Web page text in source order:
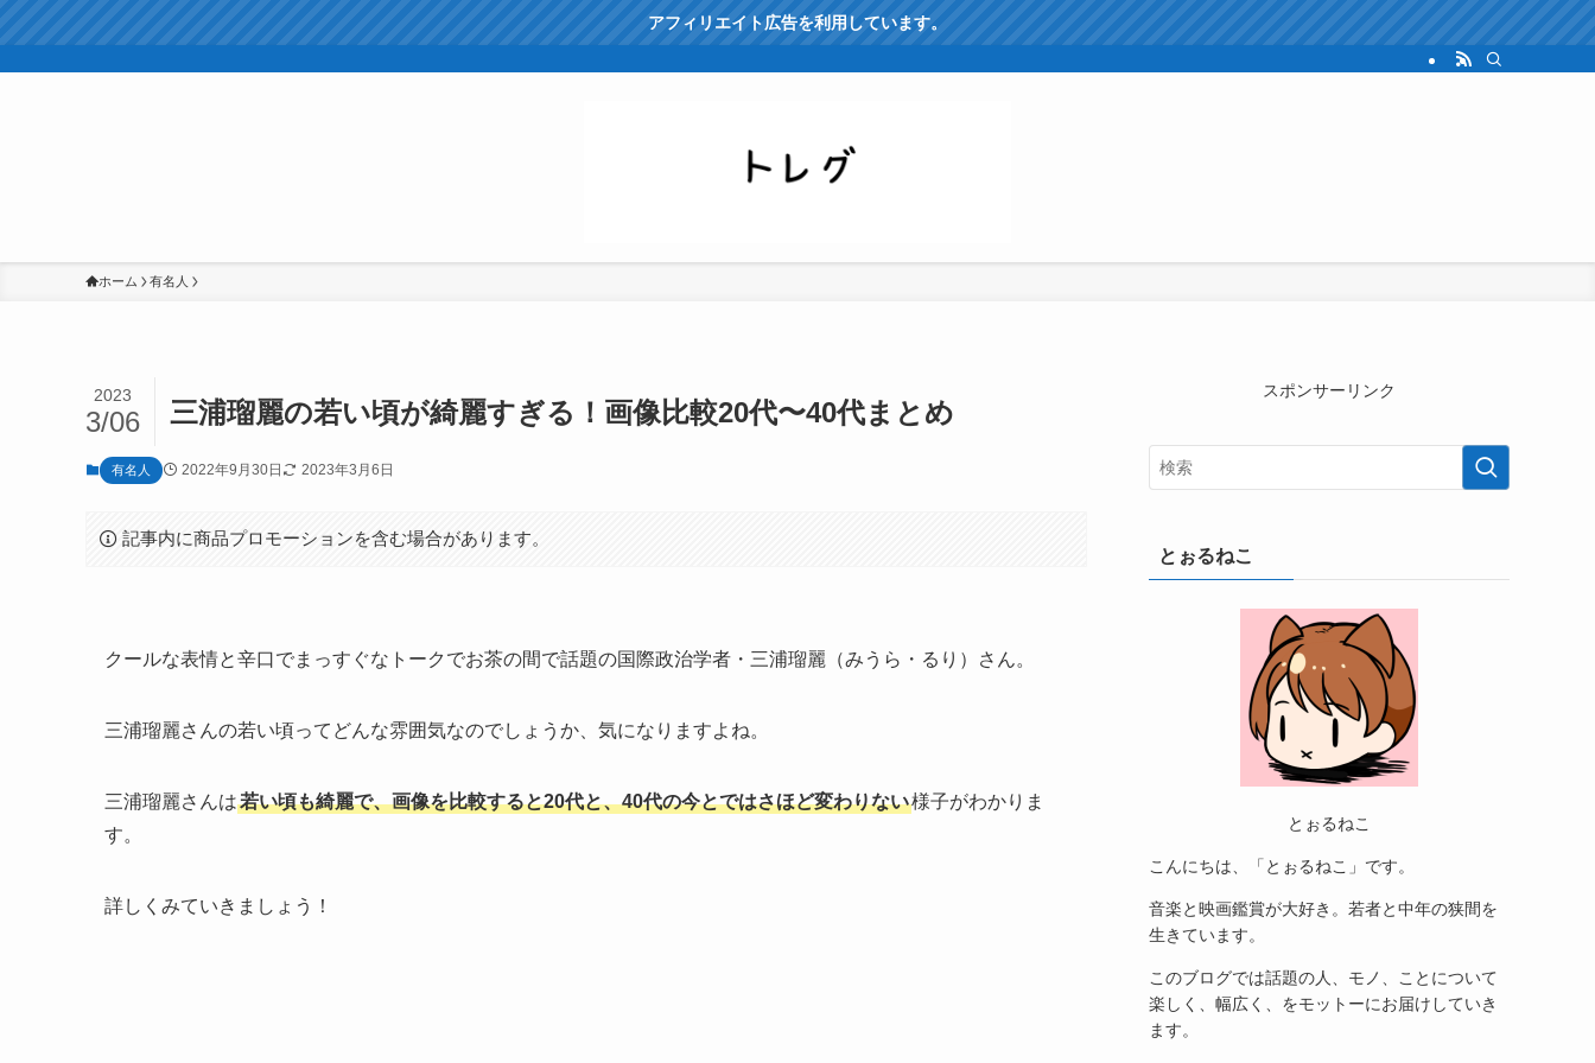
アフィリエイト広告を利用しています。
ホーム 有名人
三浦瑠麗の若い頃が綺麗すぎる！画像比較20代〜40代まとめ
2023
3/06
有名人 2022年9月30日 2023年3月6日
記事内に商品プロモーションを含む場合があります。
クールな表情と辛口でまっすぐなトークでお茶の間で話題の国際政治学者・三浦瑠麗（みうら・るり）さん。
三浦瑠麗さんの若い頃ってどんな雰囲気なのでしょうか、気になりますよね。
三浦瑠麗さんは若い頃も綺麗で、画像を比較すると20代と、40代の今とではさほど変わりない様子がわかりま
す。
詳しくみていきましょう！
スポンサーリンク
とぉるねこ
とぉるねこ
こんにちは、「とぉるねこ」です。
音楽と映画鑑賞が大好き。若者と中年の狭間を
生きています。
このブログでは話題の人、モノ、ことについて
楽しく、幅広く、をモットーにお届けしていき
ます。